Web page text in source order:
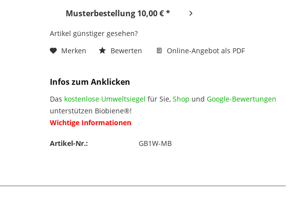
Musterbestellung 10,00 € *
Artikel günstiger gesehen?
Merken
Bewerten Online-Angebot als PDF
Infos zum Anklicken
Das kostenlose Umweltsiegel für Sie,Shop undGoogle-Bewertungen
unterstützen Biobiene®!
Wichtige Informationen
Artikel-Nr.: GB1W-MB